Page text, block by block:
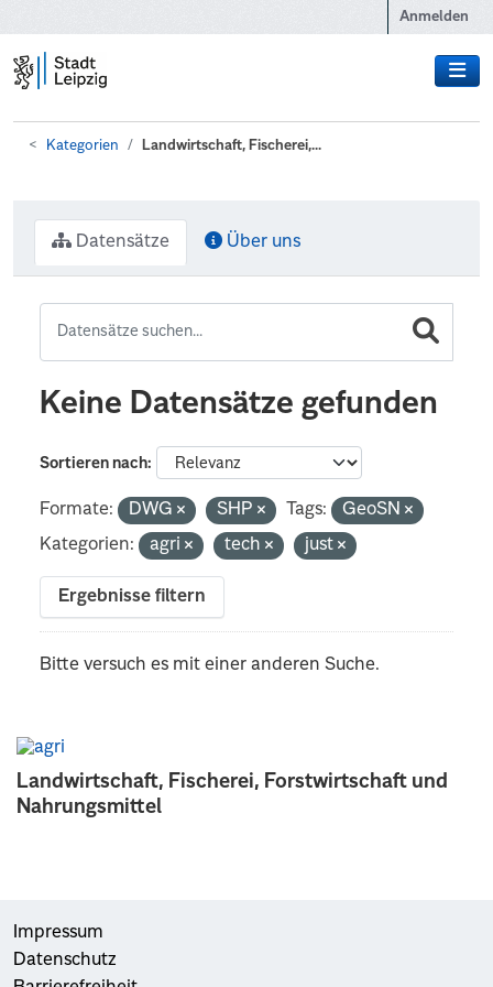
Anmelden
Kategorien Landwirtschaft, Fischerei,...
Landwirtschaft, Fischerei, Forstwirtschaft und
Nahrungsmittel
Datensätze Über uns
Keine Datensätze gefunden
Sortieren nach
Formate: DWG SHP Tags:
GeoSN
Kategorien:
agri tech just
Ergebnisse filtern
Bitte versuch es mit einer anderen Suche.
Impressum
Datenschutz